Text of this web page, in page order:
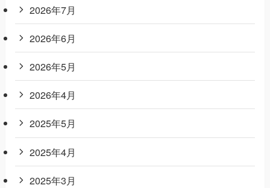
2026年7月
2026年6月
2026年5月
2026年4月
2025年5月
2025年4月
2025年3月